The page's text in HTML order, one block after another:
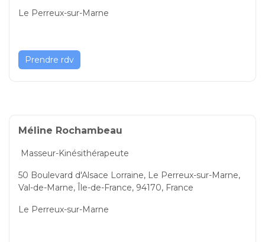
Le Perreux-sur-Marne
Prendre rdv
Méline Rochambeau
Masseur-Kinésithérapeute
50 Boulevard d'Alsace Lorraine, Le Perreux-sur-Marne,
Val-de-Marne, Île-de-France, 94170, France
Le Perreux-sur-Marne